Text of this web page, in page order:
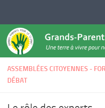
ASSEMBLÉES CITOYENNES -
DÉBAT